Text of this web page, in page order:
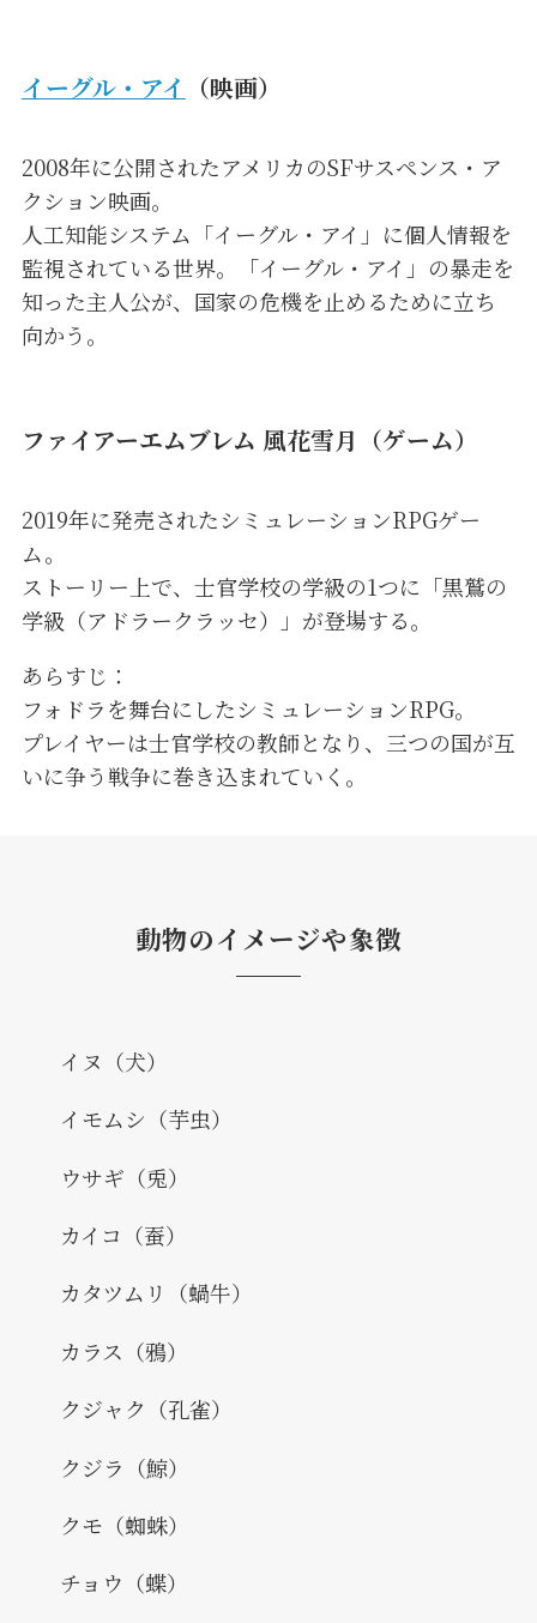
イーグル・アイ （映画）
2008年に公開されたアメリカのSFサスペンス・ア
クション映画。
人工知能システム「イーグル・アイ」に個人情報を
監視されている世界。「イーグル・アイ」の暴走を
知った主人公が、国家の危機を止めるために立ち
向かう。
ファイアーエムブレム 風花雪月（ゲーム）
2019年に発売されたシミュレーションRPGゲー
ム。
ストーリー上で、士官学校の学級の1つに「黒鷲の
学級（アドラークラッセ）」が登場する。
あらすじ：
フォドラを舞台にしたシミュレーションRPG。
プレイヤーは士官学校の教師となり、三つの国が互
いに争う戦争に巻き込まれていく。
動物のイメージや象徴
イヌ（犬）
イモムシ（芋虫）
ウサギ（兎）
カイコ（蚕）
カタツムリ（蝸牛）
カラス（鴉）
クジャク（孔雀）
クジラ（鯨）
クモ（蜘蛛）
チョウ（蝶）